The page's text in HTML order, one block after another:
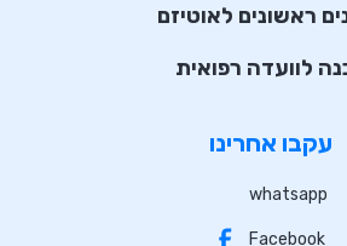
ראשונים לאוטיזם
לוועדה רפואית
עקבו אחרינו
whatsapp
Facebook